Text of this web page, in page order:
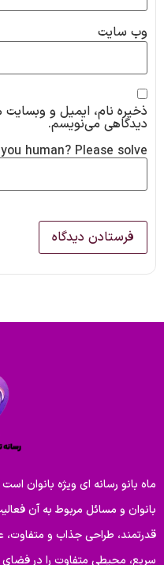
وب‌ سایت
ذخیره نام، ایمیل و وبسایت
دیدگاهی می‌نویسم.
human? Please solve:
ماه بانو رسانه ای ویژه بانوان
بانوان و مسائل مربوط به آن
قدرتمند، طراحی جذاب و متفاوت،
سریع، محیطی متفاوت را در فضای